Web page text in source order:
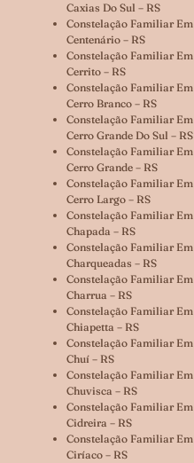
Caxias Do Sul – RS
Constelação Familiar Em
Centenário – RS
Constelação Familiar Em
Cerrito – RS
Constelação Familiar Em
Cerro Branco – RS
Constelação Familiar Em
Cerro Grande Do Sul – RS
Constelação Familiar Em
Cerro Grande – RS
Constelação Familiar Em
Cerro Largo – RS
Constelação Familiar Em
Chapada – RS
Constelação Familiar Em
Charqueadas – RS
Constelação Familiar Em
Charrua – RS
Constelação Familiar Em
Chiapetta – RS
Constelação Familiar Em
Chuí – RS
Constelação Familiar Em
Chuvisca – RS
Constelação Familiar Em
Cidreira – RS
Constelação Familiar Em
Ciríaco – RS